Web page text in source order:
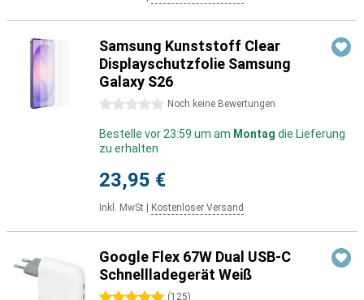
Samsung Kunststoff Clear
Displayschutzfolie Samsung
Galaxy S26
0 Sterne Noch keine Bewertungen
Bestelle vor 23:59 um am Montag die Lieferung
zu erhalten
23,95 €
Inkl. MwSt Kostenloser Versand
Google Flex 67W Dual USB-C
Schnellladegerät Weiß
(125)